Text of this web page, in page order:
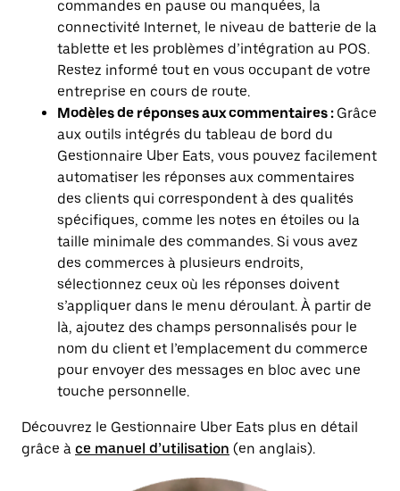
commandes en pause ou manquées, la
connectivité Internet, le niveau de batterie de la
tablette et les problèmes d’intégration au POS.
Restez informé tout en vous occupant de votre
entreprise en cours de route.
Modèles de réponses aux commentaires : Grâce
aux outils intégrés du tableau de bord du
Gestionnaire Uber Eats, vous pouvez facilement
automatiser les réponses aux commentaires
des clients qui correspondent à des qualités
spécifiques, comme les notes en étoiles ou la
taille minimale des commandes. Si vous avez
des commerces à plusieurs endroits,
sélectionnez ceux où les réponses doivent
s’appliquer dans le menu déroulant. À partir de
là, ajoutez des champs personnalisés pour le
nom du client et l’emplacement du commerce
pour envoyer des messages en bloc avec une
touche personnelle.
Découvrez le Gestionnaire Uber Eats plus en détail
grâce à ce manuel d’utilisation (en anglais).